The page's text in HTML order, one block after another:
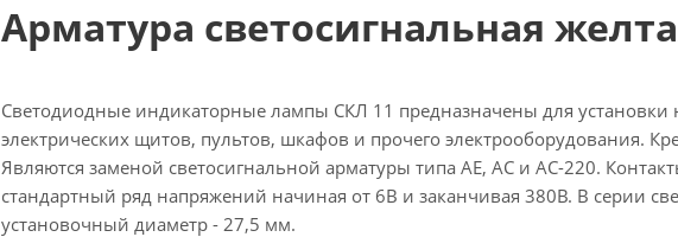
Арматура светосигнальная
Светодиодные индикаторные лампы СКЛ 11 предназначены для установки
электрических щитов, пультов, шкафов и прочего электрооборудования.
Являются заменой светосигнальной арматуры типа АЕ, АС и АС-220.
стандартный ряд напряжений начиная от 6В и заканчивая 380В. В серии
установочный диаметр - 27,5 мм.